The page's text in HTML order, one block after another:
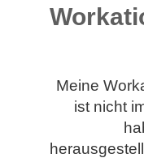
Meine
ist nicht